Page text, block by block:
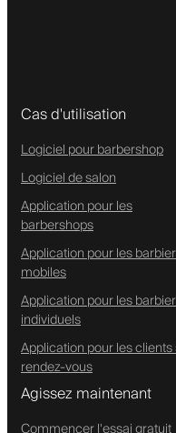
Cas d'utilisation
Logiciel pour barbershop
Logiciel de salon
Application pour les
barbershops
Application pour les
mobiles
Application pour les
individuels
Application pour les
rendez-vous
Agissez maintenant